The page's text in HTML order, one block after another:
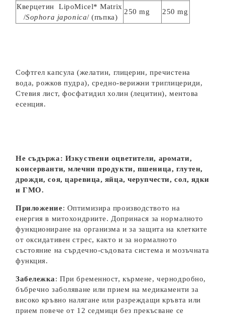
Кверцетин LipoMicel* Matrix
/Sophora japonica/ (пъпка)
250 mg 250 mg
Софтгел капсула (желатин, глицерин, пречистена
вода, рожков пудра), средно-верижни триглицериди,
Стевия лист, фосфатидил холин (лецитин), ментова
есенция.
Не съдържа: Изкуствени оцветители, аромати,
консерванти, млечни продукти, пшеница, глутен,
дрожди, соя, царевица, яйца, черупчести, сол, ядки
и ГМО.
Приложение: Оптимизира производството на
енергия в митохондриите. Допринася за нормалното
функциониране на организма и за защита на клетките
от oксидативен стрес, както и за нормалното
състояние на сърдечно-съдовата система и мозъчната
функция.
Забележка: При бременност, кърмене, чернодробно,
бъбречно заболяване или прием на медикаменти за
високо кръвно налягане или разреждащи кръвта или
прием повече от 12 седмици без прекъсване се